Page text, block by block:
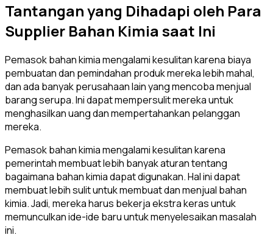
Tantangan yang Dihadapi oleh Para
Supplier Bahan Kimia saat Ini
Pemasok bahan kimia mengalami kesulitan karena biaya
pembuatan dan pemindahan produk mereka lebih mahal,
dan ada banyak perusahaan lain yang mencoba menjual
barang serupa. Ini dapat mempersulit mereka untuk
menghasilkan uang dan mempertahankan pelanggan
mereka.
Pemasok bahan kimia mengalami kesulitan karena
pemerintah membuat lebih banyak aturan tentang
bagaimana bahan kimia dapat digunakan. Hal ini dapat
membuat lebih sulit untuk membuat dan menjual bahan
kimia. Jadi, mereka harus bekerja ekstra keras untuk
memunculkan ide-ide baru untuk menyelesaikan masalah
ini.